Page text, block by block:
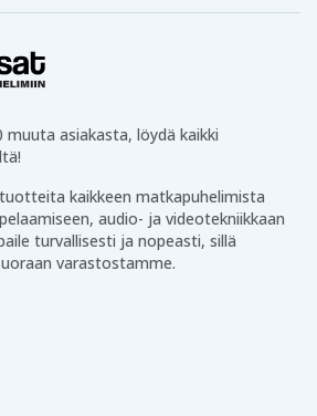
muuta asiakasta, löydä kaikki
kaikkeen matkapuhelimista
audio- ja videotekniikkaan
turvallisesti ja nopeasti, sillä
varastostamme.